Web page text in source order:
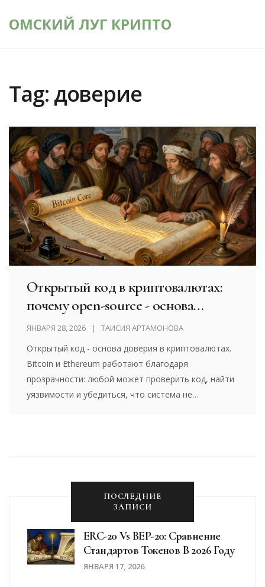
ОМСКИЙ ЛУГ КРИПТО
Tag: доверие
Открытый код в криптовалютах:
почему open-source - основа
доверия
ЯНВАРЯ 28, 2026 ТАИСИЯ АРТАМОНОВА
Открытый код - основа доверия в криптовалютах.
Bitcoin и Ethereum работают благодаря
прозрачности: любой может проверить код, найти
уязвимости и убедиться, что система не
ПОСЛЕДНИЕ
ЗАПИСИ
ERC-20 Vs BEP-20: Сравнение
Стандартов Токенов В 2026 Году
ЯНВАРЯ 17, 2026